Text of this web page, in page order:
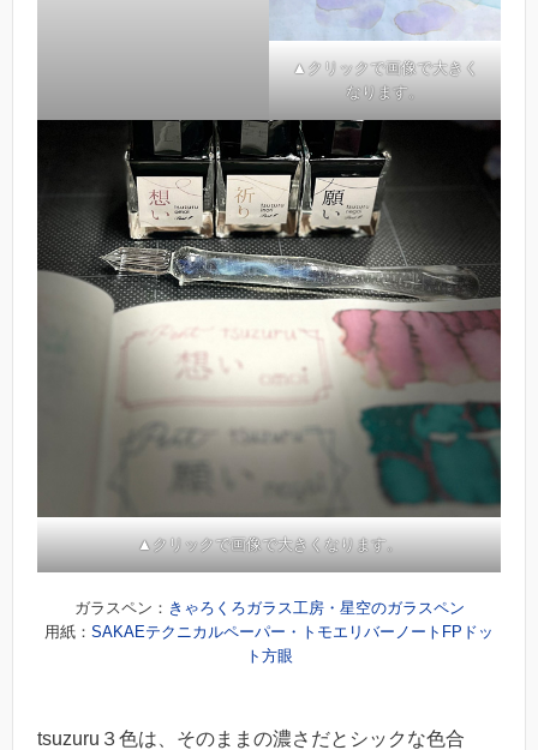
▲クリックで画像で大きく
なります。
▲クリックで画像で大きくなります。
ガラスペン： きゃろくろガラス工房・星空のガラスペン
用紙： SAKAEテクニカルペーパー・トモエリバーノートFPドッ
ト方眼
tsuzuru３色は、そのままの濃さだとシックな色合